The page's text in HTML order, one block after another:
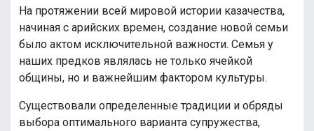
На протяжении всей мировой истории казачества,
начиная с арийских времен, создание новой семьи
было актом исключительной важности. Семья у
наших предков являлась не только ячейкой
общины, но и важнейшим фактором культуры.
Существовали определенные традиции и обряды
выбора оптимального варианта супружества,